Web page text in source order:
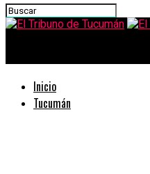
Inicio
Tucumán